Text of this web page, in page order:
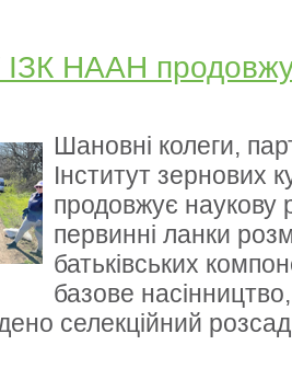
ІЗК НААН
Шановні колеги,
Інститут зернових
продовжує наукову
первинні ланки
батьківських
базове
селекційний